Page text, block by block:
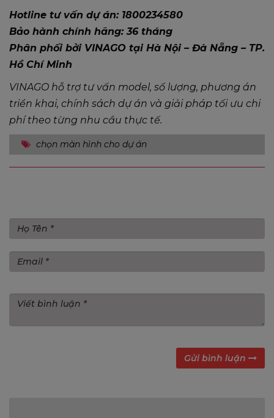
Hotline tư vấn dự án: 1800234580
Bảo hành chính hãng: 36 tháng
Phân phối bởi VINAGO tại Hà Nội – Đà Nẵng – TP.
Hồ Chí Minh
VINAGO hỗ trợ tư vấn model, số lượng, phương án
triển khai, chính sách dự án và giải pháp tối ưu chi
phí theo từng nhu cầu thực tế.
chọn màn hình cho dự án
Gửi bình luận